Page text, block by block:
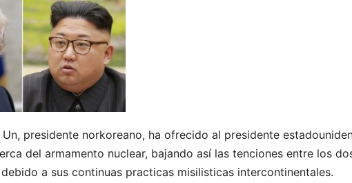
presidente norkoreano, ha ofrecido al presidente
del armamento nuclear, bajando así las tenciones entre los
a sus continuas practicas misilisticas intercontinentales.